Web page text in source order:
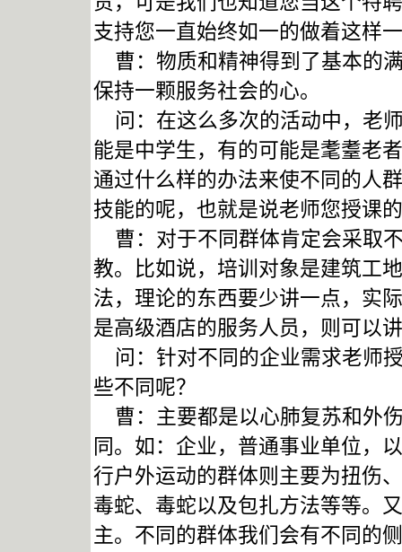
支持您一直始终如一的做着这样
曹：物质和精神得到了基本的
保持一颗服务社会的心。
问：在这么多次的活动中，老
能是中学生，有的可能是耄耋老
通过什么样的办法来使不同的人
技能的呢，也就是说老师您授课
曹：对于不同群体肯定会采取
教。比如说，培训对象是建筑工
法，理论的东西要少讲一点，实
是高级酒店的服务人员，则可以
问：针对不同的企业需求老师
些不同呢？
曹：主要都是以心肺复苏和外
同。如：企业，普通事业单位，
行户外运动的群体则主要为扭伤
毒蛇、毒蛇以及包扎方法等等。
主。不同的群体我们会有不同的